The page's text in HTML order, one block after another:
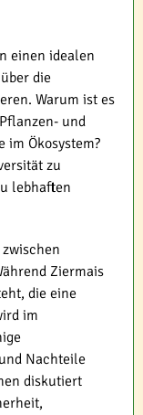
einen idealen
die
Warum ist es
und
im Ökosystem?
zu
lebhaften
Ziermais
die eine
im
Nachteile
diskutiert